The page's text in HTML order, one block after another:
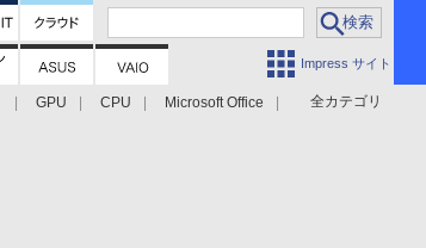
Impress サイト
全カテゴリ
GPU CPU
Microsoft Office